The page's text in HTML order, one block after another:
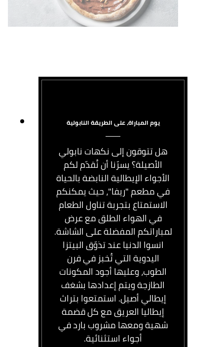
يوم المباراة، على الطريقة النابولية
هل تتوقون إلى نكهات نابولي
الأصيلة؟ يسرّنا أن نُقدّم لكم
الأجواء الإيطالية النابضة بالحياة
في مطعم "ريفا"، حيث يمكنكم
الاستمتاع بتجربة تناول الطعام
في الهواء الطلق مع عرض
لمباراتكم المفضلة على الشاشة.
انسوا الدنيا عند تذوّق البيتزا
اليدوية التي تُخبز في فرن
الطوب، وعليها أجود المكونات
الطازجة ويتم إعدادها بشغف
إيطالي أصيل. استمتعوا بتراث
إيطاليا العريق مع كل قضمة
شهية ومعها مشروب بارد في
أجواء استثنائية.